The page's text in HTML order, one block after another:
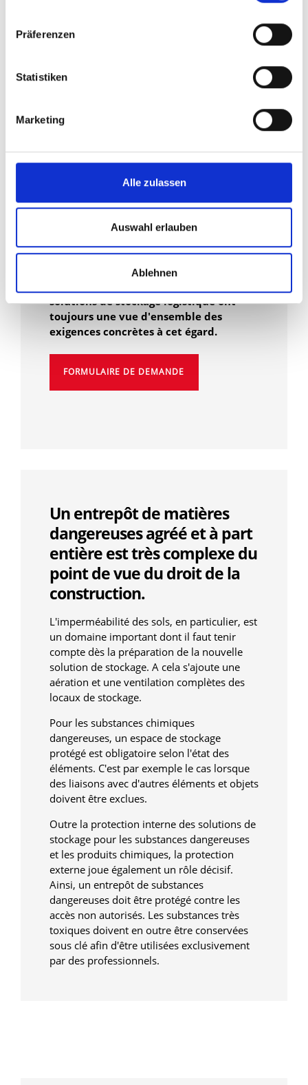
Präferenzen
Statistiken
Marketing
Alle zulassen
Auswahl erlauben
Ablehnen
CONFORT ET SÉCURITÉ
soutien sur mesure pour
sécurité
Qu'est-ce qui caractérise exactement nos
solutions de stockage pour les substances
comment vous aide-t-on à améliorer la
sécurité de votre production ?
solutions de stockage logistique ont
toujours une vue d'ensemble des
exigences concrètes à cet égard.
FORMULAIRE DE DEMANDE
Un entrepôt de matières
dangereuses agréé et à part
entière est très complexe du
point de vue du droit de la
construction.
L'imperméabilité des sols, en particulier, est
un domaine important dont il faut tenir
compte dès la préparation de la nouvelle
solution de stockage. A cela s'ajoute une
aération et une ventilation complètes des
locaux de stockage.
Pour les substances chimiques
dangereuses, un espace de stockage
protégé est obligatoire selon l'état des
éléments. C'est par exemple le cas lorsque
des liaisons avec d'autres éléments et objets
doivent être exclues.
Outre la protection interne des solutions de
stockage pour les substances dangereuses
et les produits chimiques, la protection
externe joue également un rôle décisif.
Ainsi, un entrepôt de substances
dangereuses doit être protégé contre les
accès non autorisés. Les substances très
toxiques doivent en outre être conservées
sous clé afin d'être utilisées exclusivement
par des professionnels.